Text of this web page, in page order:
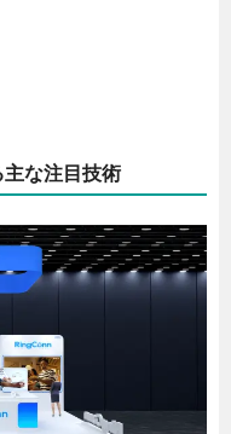
な注目技術